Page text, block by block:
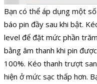
Bạn có thể áp dụng một
báo pin đầy sau khi bật.
level để đặt mức phần
bằng âm thanh khi pin
100%. Kéo thanh trượt
hiện ở mức sạc thấp hơn.